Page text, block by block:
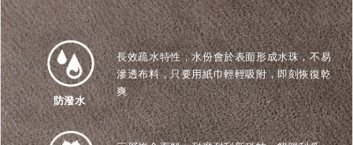
防潑水
長效疏水特性，水份會於表面形成水珠，不易
滲透布料，只要用紙巾輕輕吸附，即刻恢復乾
爽